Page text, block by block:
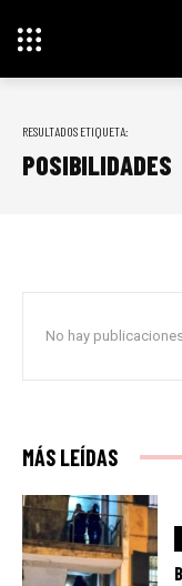
RESULTADOS ETIQUETA:
POSIBILIDADES
No hay
MÁS LEÍDAS